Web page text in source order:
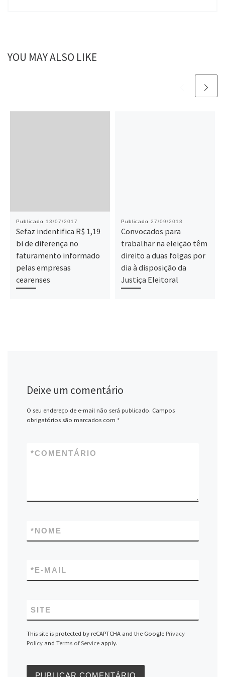
YOU MAY ALSO LIKE
Publicado 13/07/2017
Sefaz indentifica R$ 1,19
bi de diferença no
faturamento informado
pelas empresas
cearenses
Publicado 27/09/2018
Convocados para
trabalhar na eleição têm
direito a duas folgas por
dia à disposição da
Justiça Eleitoral
Deixe um comentário
O seu endereço de e-mail não será publicado. Campos
obrigatórios são marcados com *
COMENTÁRIO
*
NOME
*
E-MAIL
*
SITE
This site is protected by reCAPTCHA and the Google Privacy
Policyand Terms of Serviceapply.